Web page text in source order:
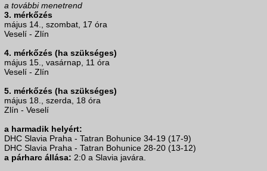
a további menetrend
3. mérkőzés
május 14., szombat, 17 óra
Veselí - Zlín
4. mérkőzés (ha szükséges)
május 15., vasárnap, 11 óra
Veselí - Zlín
5. mérkőzés (ha szükséges)
május 18., szerda, 18 óra
Zlín - Veselí
a harmadik helyért:
DHC Slavia Praha - Tatran Bohunice 34-19 (17-9)
DHC Slavia Praha - Tatran Bohunice 28-20 (13-12)
a párharc állása: 2:0 a Slavia javára.